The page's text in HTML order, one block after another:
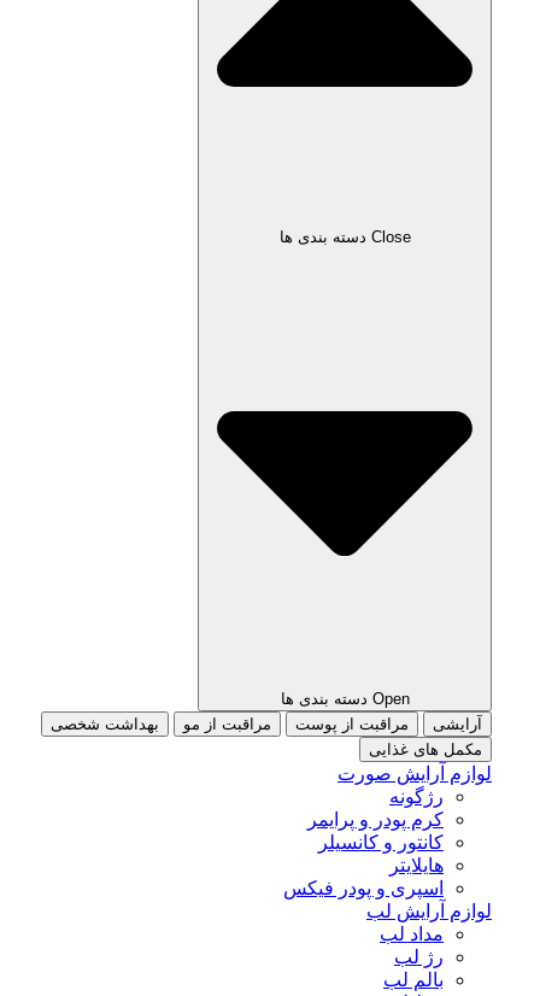
Close دسته بندی ها
Open دسته بندی ها
آرایشی
مراقبت از پوست مراقبت از مو
بهداشت شخصی
مکمل های غذایی
لوازم آرایش صورت
رژگونه
کرم پودر و پرایمر
کانتور و کانسیلر
هایلایتر
اسپری و پودر فیکس
لوازم آرایش لب
مداد لب
رژ لب
بالم لب